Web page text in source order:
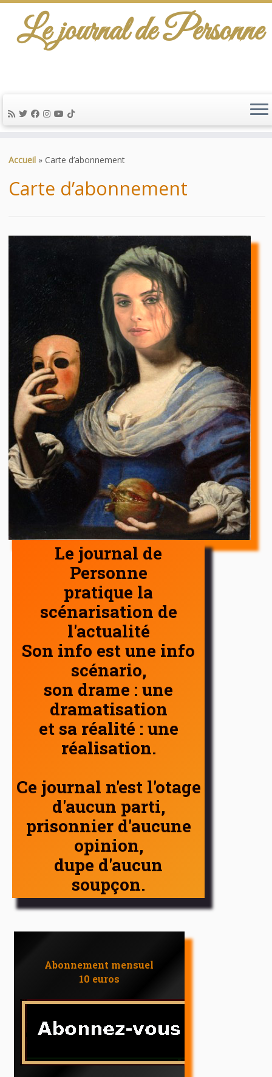
au
Le journal de Personne
Accueil » Carte d’abonnement
Carte d’abonnement
Le journal de
Personne
pratique la
scénarisation de
l'actualité
Son info est une info
scénario,
son drame : une
dramatisation
et sa réalité : une
réalisation.
Ce journal n'est l'otage
d'aucun parti,
prisonnier d'aucune
opinion,
dupe d'aucun
soupçon.
Abonnement mensuel
10 euros